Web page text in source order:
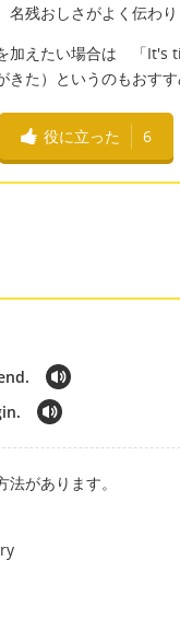
残おしさがよく伝わり
を加えたい場合は 「
た）というのもおすす
役に立った 6
があります。